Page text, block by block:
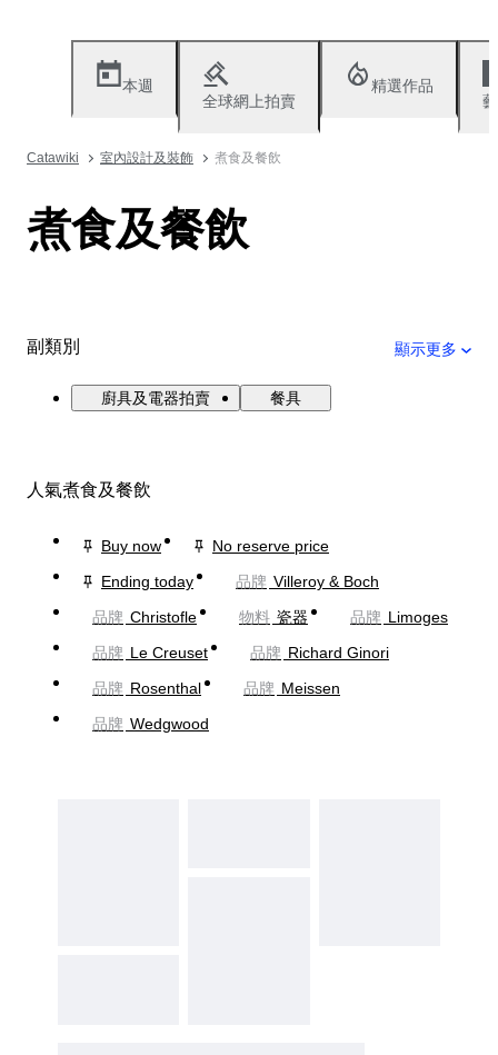
本週
全球網上拍賣
精選作品
Catawiki 室內設計及裝飾 煮食及餐飲
煮食及餐飲
副類別 顯示更多
廚具及電器拍賣 餐具
人氣煮食及餐飲
Buy now
No reserve price
Ending today
品牌 Villeroy & Boch
品牌 Christofle 物料 瓷器 品牌 Limoges
品牌 Le Creuset 品牌 Richard Ginori
品牌 Rosenthal 品牌 Meissen
品牌 Wedgwood